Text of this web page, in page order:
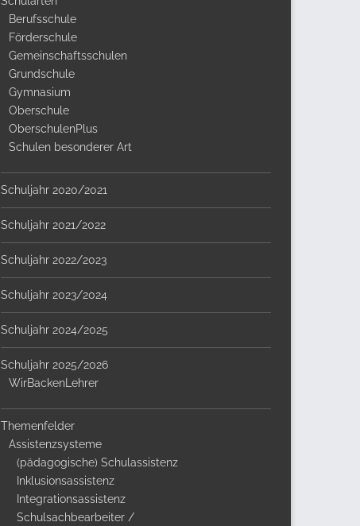
Berufsschule
Förderschule
Gemeinschaftsschulen
Grundschule
Gymnasium
Oberschule
OberschulenPlus
Schulen besonderer Art
Schuljahr 2020/2021
Schuljahr 2021/2022
Schuljahr 2022/2023
Schuljahr 2023/2024
Schuljahr 2024/2025
Schuljahr 2025/2026
WirBackenLehrer
Themenfelder
Assistenzsysteme
(pädagogische) Schulassistenz
Inklusionsassistenz
Integrationsassistenz
Schulsachbearbeiter /